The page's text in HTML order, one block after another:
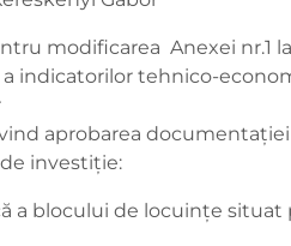
modificarea Anexei nr.1
indicatorilor tehnico-
aprobarea
investiţie:
a blocului de locuinţe